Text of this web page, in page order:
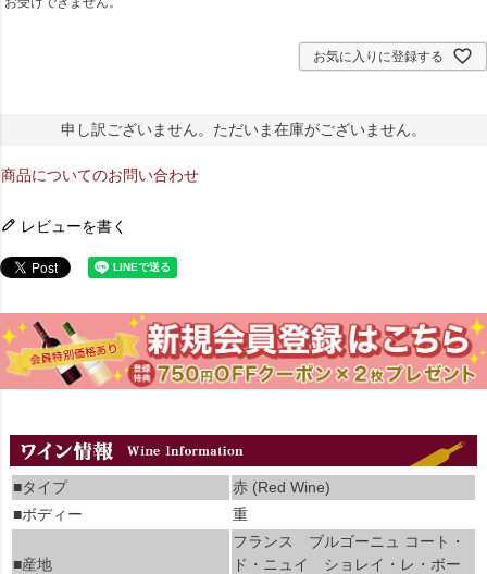
お気に入りに登録する
申し訳ございません。ただいま在庫がございません。
商品についてのお問い合わせ
レビューを書く
■タイプ
赤 (Red Wine)
■ボディー
重
■産地
フランス ブルゴーニュ コート・
ド・ニュイ ショレイ・レ・ボー